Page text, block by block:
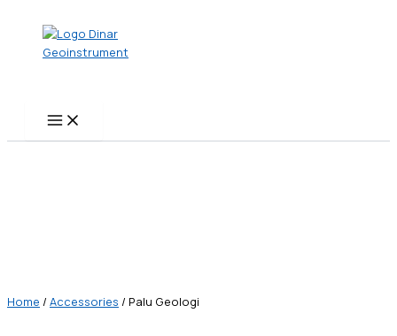
content
Home / Accessories / Palu Geologi